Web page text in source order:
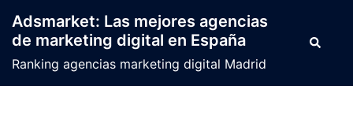
contenido
Adsmarket: Las mejores agencias
de marketing digital en España
Ranking agencias marketing digital Madrid
Buscar